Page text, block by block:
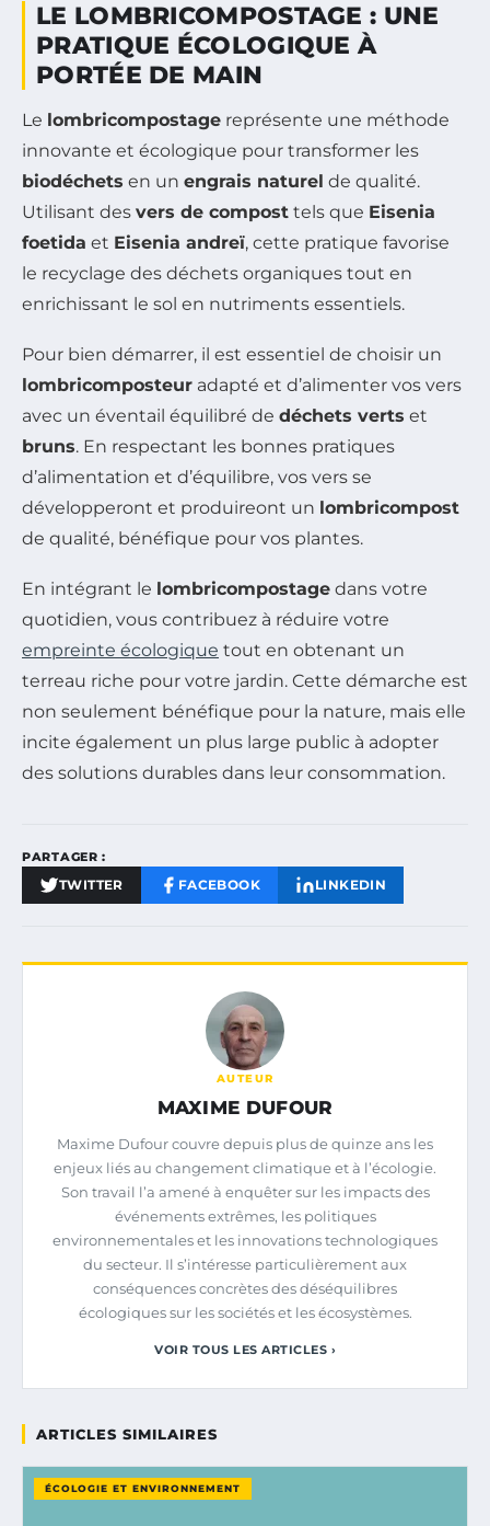
LE LOMBRICOMPOSTAGE : UNE
PRATIQUE ÉCOLOGIQUE À
PORTÉE DE MAIN
Le lombricompostage représente une méthode
innovante et écologique pour transformer les
biodéchets en un engrais naturel de qualité.
Utilisant des vers de compost tels que Eisenia
foetida et Eisenia andreï, cette pratique favorise
le recyclage des déchets organiques tout en
enrichissant le sol en nutriments essentiels.
Pour bien démarrer, il est essentiel de choisir un
lombricomposteur adapté et d’alimenter vos vers
avec un éventail équilibré de déchets verts et
bruns. En respectant les bonnes pratiques
d’alimentation et d’équilibre, vos vers se
développeront et produireont un lombricompost
de qualité, bénéfique pour vos plantes.
En intégrant le lombricompostage dans votre
quotidien, vous contribuez à réduire votre
empreinte écologique tout en obtenant un
terreau riche pour votre jardin. Cette démarche est
non seulement bénéfique pour la nature, mais elle
incite également un plus large public à adopter
des solutions durables dans leur consommation.
PARTAGER :
TWITTER FACEBOOK LINKEDIN
AUTEUR
MAXIME DUFOUR
Maxime Dufour couvre depuis plus de quinze ans les
enjeux liés au changement climatique et à l’écologie.
Son travail l’a amené à enquêter sur les impacts des
événements extrêmes, les politiques
environnementales et les innovations technologiques
du secteur. Il s’intéresse particulièrement aux
conséquences concrètes des déséquilibres
écologiques sur les sociétés et les écosystèmes.
VOIR TOUS LES ARTICLES ›
ARTICLES SIMILAIRES
ÉCOLOGIE ET ENVIRONNEMENT